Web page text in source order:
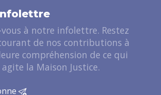
à notre infolettre. Restez
de nos contributions à
compréhension de ce qui
la Maison Justice.